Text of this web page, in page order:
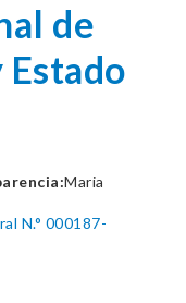
de
Maria
N.° 000187-